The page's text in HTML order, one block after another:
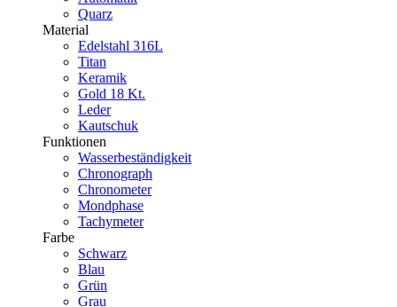
Quarz
Material
Edelstahl 316L
Titan
Keramik
Gold 18 Kt.
Leder
Kautschuk
Funktionen
Wasserbeständigkeit
Chronograph
Chronometer
Mondphase
Tachymeter
Farbe
Schwarz
Blau
Grün
Grau